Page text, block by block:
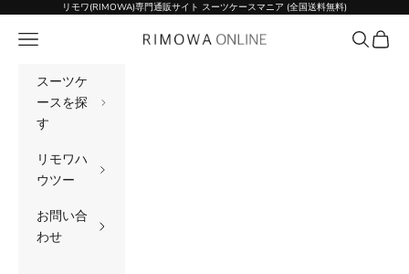
コンテンツへスキップリモワ(RIMOWA)専門通販サイト スーツケースマニア (全国送料無料)
リモワ(RIMOWA)専門通販サイト スーツケー
メニュー 検索カート
スーツケ
ースを探
す
リモワハ
ウツー
お問い合
わせ